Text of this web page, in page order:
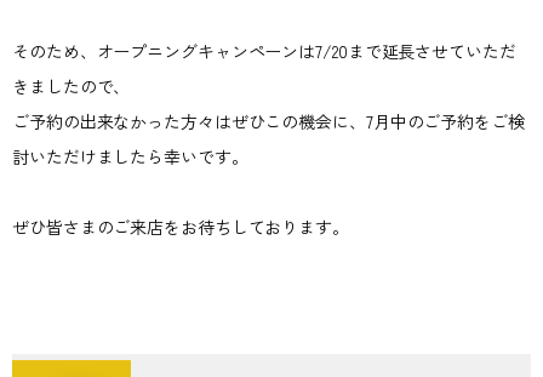
そのため、オープニングキャンペーンは7/20まで延長させていただ
きましたので、
ご予約の出来なかった方々はぜひこの機会に、7月中のご予約をご検
討いただけましたら幸いです。
ぜひ皆さまのご来店をお待ちしております。